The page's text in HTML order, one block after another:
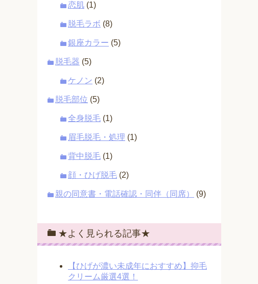
恋肌 (1)
脱毛ラボ (8)
銀座カラー (5)
脱毛器 (5)
ケノン (2)
脱毛部位 (5)
全身脱毛 (1)
眉毛脱毛・処理 (1)
背中脱毛 (1)
顔・ひげ脱毛 (2)
親の同意書・電話確認・同伴（同席） (9)
★よく見られる記事★
【ひげが濃い未成年におすすめ】抑毛
クリーム厳選4選！